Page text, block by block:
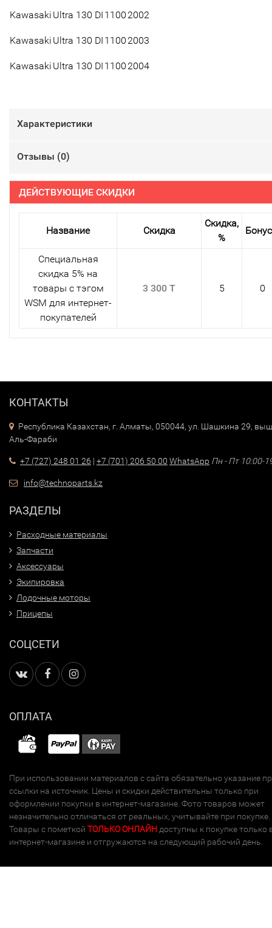
Kawasaki Ultra 130 DI 1100 2002
Kawasaki Ultra 130 DI 1100 2003
Kawasaki Ultra 130 DI 1100 2004
Характеристики
Отзывы (0)
ДЕЙСТВУЮЩИЕ СКИДКИ
Название Скидка
Скидка,
%
Специальная
скидка 5% на
товары с тэгом
WSM для интернет-
покупателей
3 300 T 5 0
КОНТАКТЫ
Республика Казахстан, г. Алматы, 050044, ул. Шашкина 29,
Аль-Фараби
+7 (727) 248 01 26 | +7 (701) 206 50 00 WhatsApp Пн - Пт 10:00-
info@technoparts.kz
РАЗДЕЛЫ
Расходные материалы
Запчасти
Аксессуары
Экипировка
Лодочные моторы
Прицепы
СОЦСЕТИ
ОПЛАТА
При использовании материалов с сайта обязательно указание
ссылки на источник. Цены и скидки действительны только при
оформлении покупки в интернет-магазине. Фото товаров может
незначительно отличаться от реальных, учитывайте при покупке.
Товары с пометкой ТОЛЬКО ОНЛАЙН доступны к покупке только
интернет-магазине и отгружаются на следующий рабочий день.